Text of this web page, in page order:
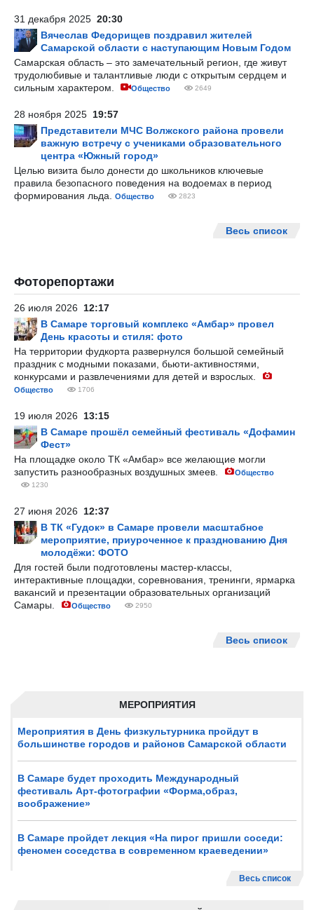
МЕРОПРИЯТИЯ
Мероприятия в День физкультурника пройдут в
большинстве городов и районов Самарской области
В Самаре будет проходить Международный
фестиваль Арт-фотографии «Форма,образ,
воображение»
В Самаре пройдет лекция «На пирог пришли соседи:
феномен соседства в современном краеведении»
Весь список
31 декабря 2025 20:30
Вячеслав Федорищев поздравил жителей
Самарской области с наступающим Новым Годом
Самарская область – это замечательный регион, где живут
трудолюбивые и талантливые люди с открытым сердцем и
сильным характером.
Общество 2649
28 ноября 2025 19:57
Представители МЧС Волжского района провели
важную встречу с учениками образовательного
центра «Южный город»
Целью визита было донести до школьников ключевые
правила безопасного поведения на водоемах в период
формирования льда.
Общество 2823
Весь список
Фоторепортажи
26 июля 2026 12:17
В Самаре торговый комплекс «Амбар» провел
День красоты и стиля: фото
На территории фудкорта развернулся большой семейный
праздник с модными показами, бьюти-активностями,
конкурсами и развлечениями для детей и взрослых.
Общество 1706
19 июля 2026 13:15
В Самаре прошёл семейный фестиваль «Дофамин
Фест»
На площадке около ТК «Амбар» все желающие могли
запустить разнообразных воздушных змеев.
Общество
1230
27 июня 2026 12:37
В ТК «Гудок» в Самаре провели масштабное
мероприятие, приуроченное к празднованию Дня
молодёжи: ФОТО
Для гостей были подготовлены мастер-классы,
интерактивные площадки, соревнования, тренинги, ярмарка
вакансий и презентации образовательных организаций
Самары.
Общество 2950
Весь список